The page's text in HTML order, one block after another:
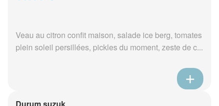
Veau au citron confit maison, salade ice berg, tomates
plein soleil persillées, pickles du moment, zeste de c...
Durum suzuk